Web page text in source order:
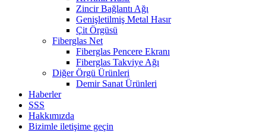
Zincir Bağlantı Ağı
Genişletilmiş Metal Hasır
Çit Örgüsü
Fiberglas Net
Fiberglas Pencere Ekranı
Fiberglas Takviye Ağı
Diğer Örgü Ürünleri
Demir Sanat Ürünleri
Haberler
SSS
Hakkımızda
Bizimle iletişime geçin